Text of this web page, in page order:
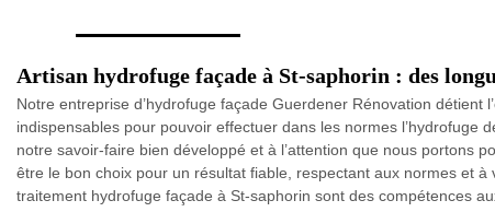
Artisan hydrofuge façade à St-saphorin : des
Notre entreprise d’hydrofuge façade Guerdener Rénovation détient
indispensables pour pouvoir effectuer dans les normes l’hydrofuge
notre savoir-faire bien développé et à l’attention que nous portons
être le bon choix pour un résultat fiable, respectant aux normes et à
traitement hydrofuge façade à St-saphorin sont des compétences